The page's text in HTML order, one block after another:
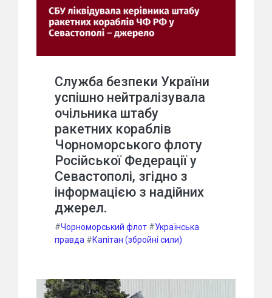
Служба безпеки України
успішно нейтралізувала
очільника штабу
ракетних кораблів
Чорноморського флоту
Російської Федерації у
Севастополі, згідно з
інформацією з надійних
джерел.
#Чорноморський флот #Українська
правда #Капітан (збройні сили)